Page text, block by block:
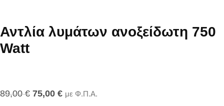
Αντλία λυμάτων ανοξείδωτη 750
Watt
89,00€ 75,00 € με Φ.Π.Α.